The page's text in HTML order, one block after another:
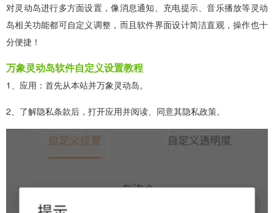
对灵动岛进行多方面设置，像消息通知、充电提示、音乐播放等灵动
岛相关功能都可自定义调整，而且软件界面设计简洁直观，操作也十
分便捷！
万象灵动岛软件自定义设置教程
1、应用：首先从本站并万象灵动岛。
2、了解隐私条款后，打开应用并阅读、同意其隐私政策。